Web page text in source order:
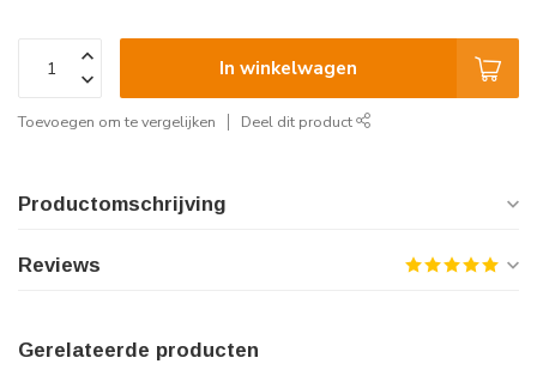
In winkelwagen
Toevoegen om te vergelijken Deel dit product
Productomschrijving
Reviews
Gerelateerde producten